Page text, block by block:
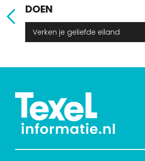
DOEN
Verken je geliefde eiland